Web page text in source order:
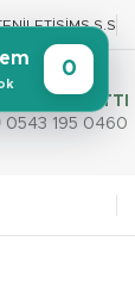
İLETIŞIMS.S.S
SİPARİŞ HATTI
0543 195 0460
0